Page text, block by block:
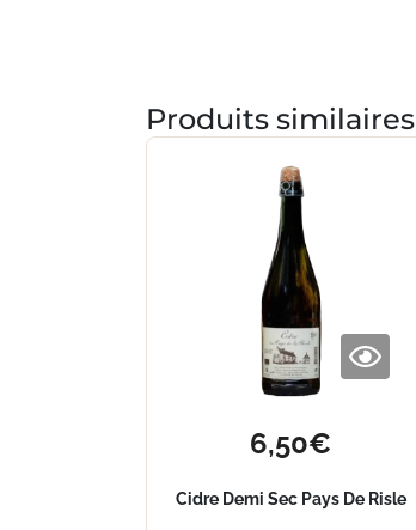
Produits similaires
6,50€
Cidre Demi Sec Pays De Risle